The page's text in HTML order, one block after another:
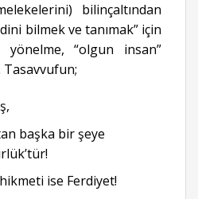
bilinçaltından
bilmek ve tanımak” için
“olgun insan”
başka bir şeye
ise Ferdiyet!